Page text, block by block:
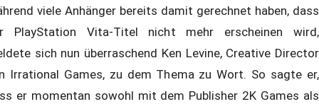
viele Anhänger bereits damit gerechnet haben, dass
PlayStation Vita-Titel nicht mehr erscheinen wird,
sich nun überraschend Ken Levine, Creative Director
Irrational Games, zu dem Thema zu Wort. So sagte er,
er momentan sowohl mit dem Publisher 2K Games als